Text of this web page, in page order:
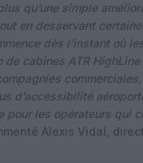
qu’une simple
en desservant
dès l’instant où
cabines ATR
d’accessibilité
pour les opérateurs qui
Alexis Vidal,